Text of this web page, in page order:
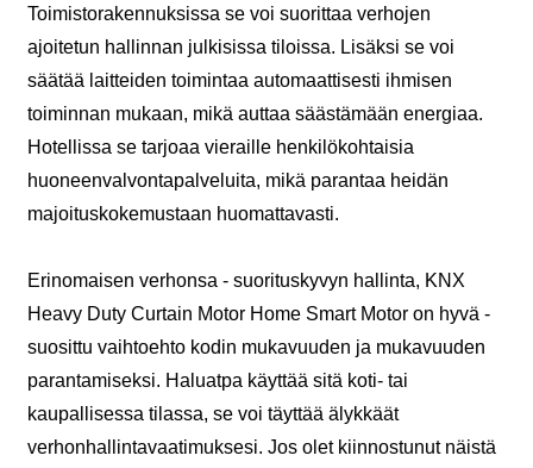
Toimistorakennuksissa se voi suorittaa verhojen
ajoitetun hallinnan julkisissa tiloissa. Lisäksi se voi
säätää laitteiden toimintaa automaattisesti ihmisen
toiminnan mukaan, mikä auttaa säästämään energiaa.
Hotellissa se tarjoaa vieraille henkilökohtaisia
huoneenvalvontapalveluita, mikä parantaa heidän
majoituskokemustaan huomattavasti.
Erinomaisen verhonsa - suorituskyvyn hallinta, KNX
Heavy Duty Curtain Motor Home Smart Motor on hyvä -
suosittu vaihtoehto kodin mukavuuden ja mukavuuden
parantamiseksi. Haluatpa käyttää sitä koti- tai
kaupallisessa tilassa, se voi täyttää älykkäät
verhonhallintavaatimuksesi. Jos olet kiinnostunut näistä